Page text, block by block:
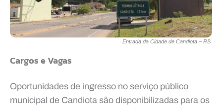
Entrada da Cidade de Candiota – RS
Cargos e Vagas
Oportunidades de ingresso no serviço público
municipal de Candiota são disponibilizadas para os